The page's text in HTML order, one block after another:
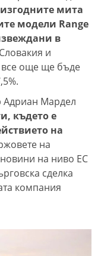
мита
модели Range
в
и
още ще бъде
Адриан Мардел
където е
на
на
на ниво ЕС
сделка
компания